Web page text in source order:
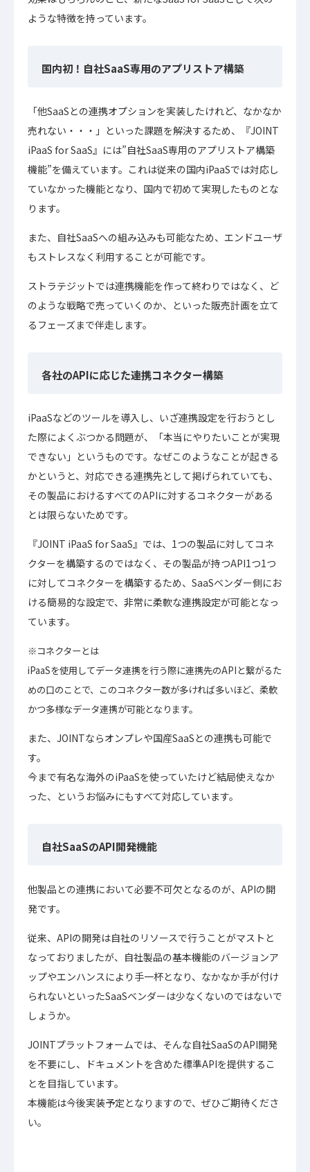
ような特徴を持っています。
国内初！自社SaaS専用のアプリストア構築
「他SaaSとの連携オプションを実装したけれど、なかなか
売れない・・・」といった課題を解決するため、『JOINT
iPaaS for SaaS』には”自社SaaS専用のアプリストア構築
機能”を備えています。これは従来の国内iPaaSでは対応し
ていなかった機能となり、国内で初めて実現したものとな
ります。
また、自社SaaSへの組み込みも可能なため、エンドユーザ
もストレスなく利用することが可能です。
ストラテジットでは連携機能を作って終わりではなく、ど
のような戦略で売っていくのか、といった販売計画を立て
るフェーズまで伴走します。
各社のAPIに応じた連携コネクター構築
iPaaSなどのツールを導入し、いざ連携設定を行おうとし
た際によくぶつかる問題が、「本当にやりたいことが実現
できない」というものです。なぜこのようなことが起きる
かというと、対応できる連携先として掲げられていても、
その製品におけるすべてのAPIに対するコネクターがある
とは限らないためです。
『JOINT iPaaS for SaaS』では、1つの製品に対してコネ
クターを構築するのではなく、その製品が持つAPI1つ1つ
に対してコネクターを構築するため、SaaSベンダー側にお
ける簡易的な設定で、非常に柔軟な連携設定が可能となっ
ています。
※コネクターとは
iPaaSを使用してデータ連携を行う際に連携先のAPIと繋がるた
めの口のことで、このコネクター数が多ければ多いほど、柔軟
かつ多様なデータ連携が可能となります。
また、JOINTならオンプレや国産SaaSとの連携も可能で
す。
今まで有名な海外のiPaaSを使っていたけど結局使えなか
った、というお悩みにもすべて対応しています。
自社SaaSのAPI開発機能
他製品との連携において必要不可欠となるのが、APIの開
発です。
従来、APIの開発は自社のリソースで行うことがマストと
なっておりましたが、自社製品の基本機能のバージョンア
ップやエンハンスにより手一杯となり、なかなか手が付け
られないといったSaaSベンダーは少なくないのではないで
しょうか。
JOINTプラットフォームでは、そんな自社SaaSのAPI開発
を不要にし、ドキュメントを含めた標準APIを提供するこ
とを目指しています。
本機能は今後実装予定となりますので、ぜひご期待くださ
い。